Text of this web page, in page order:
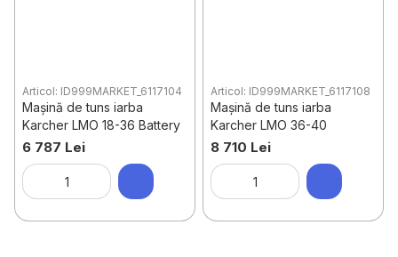
Articol: ID999MARKET_6117104
Mașină de tuns iarba
Karcher LMO 18-36 Battery
6 787 Lei
Articol: ID999MARKET_6117108
Mașină de tuns iarba
Karcher LMO 36-40
8 710 Lei